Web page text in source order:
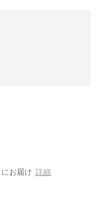
にお届け 詳細